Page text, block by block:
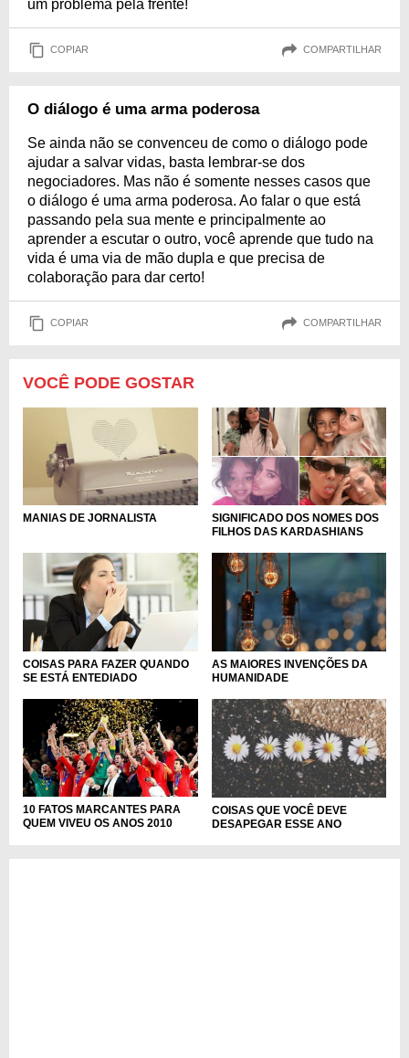
um problema pela frente!
COPIAR COMPARTILHAR
O diálogo é uma arma poderosa
Se ainda não se convenceu de como o diálogo pode
ajudar a salvar vidas, basta lembrar-se dos
negociadores. Mas não é somente nesses casos que
o diálogo é uma arma poderosa. Ao falar o que está
passando pela sua mente e principalmente ao
aprender a escutar o outro, você aprende que tudo na
vida é uma via de mão dupla e que precisa de
colaboração para dar certo!
COPIAR COMPARTILHAR
VOCÊ PODE GOSTAR
MANIAS DE JORNALISTA
SIGNIFICADO DOS NOMES DOS
FILHOS DAS KARDASHIANS
COISAS PARA FAZER QUANDO
SE ESTÁ ENTEDIADO
AS MAIORES INVENÇÕES DA
HUMANIDADE
10 FATOS MARCANTES PARA
QUEM VIVEU OS ANOS 2010
COISAS QUE VOCÊ DEVE
DESAPEGAR ESSE ANO